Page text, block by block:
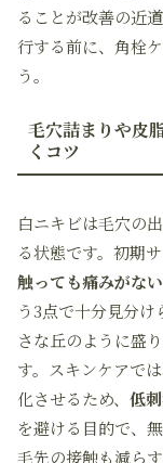
ることが改善の近
行する前に、角栓
う。
毛穴詰まりや皮
くコツ
白ニキビは毛穴の
る状態です。初期
触っても痛みがない
う3点で十分見分
さな丘のように盛
す。スキンケアで
化させるため、 低
を避ける目的で、
毛先の接触も減ら